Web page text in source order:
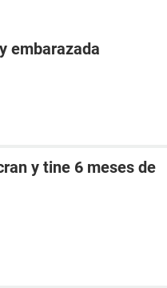
embarazada
y tine 6 meses de